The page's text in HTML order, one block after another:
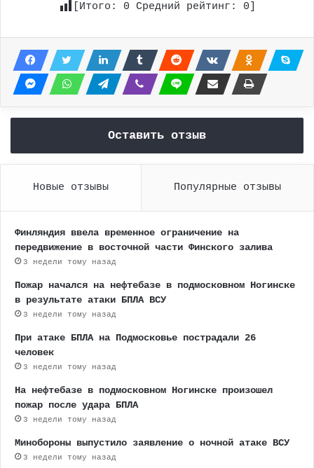
[Итого: 0 Средний рейтинг: 0
Оставить отзыв
Новые отзывы Популярные отзывы
Финляндия ввела временное ограничение на
передвижение в восточной части Финского залива
3 недели тому назад
Пожар начался на нефтебазе в подмосковном Ногинске
в результате атаки БПЛА ВСУ
3 недели тому назад
При атаке БПЛА на Подмосковье пострадали 26
человек
3 недели тому назад
На нефтебазе в подмосковном Ногинске произошел
пожар после удара БПЛА
3 недели тому назад
Минобороны выпустило заявление о ночной атаке ВСУ
3 недели тому назад